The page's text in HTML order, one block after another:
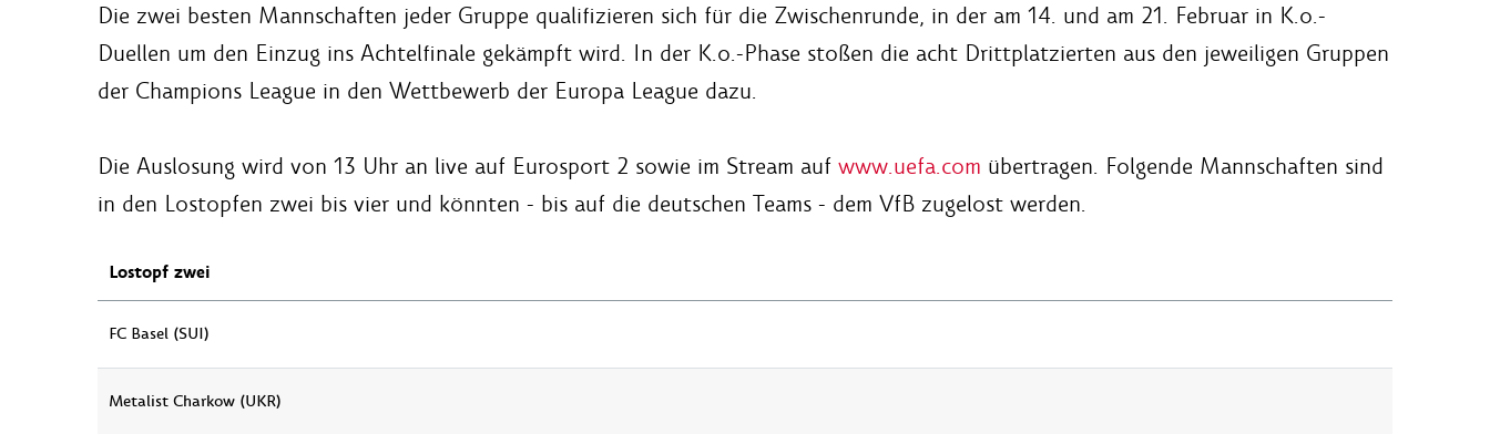
Die zwei besten Mannschaften jeder Gruppe qualifizieren sich für die Zwischenrunde, in der am 14. und am 21. Februar in K.o.-
Duellen um den Einzug ins Achtelfinale gekämpft wird. In der K.o.-Phase stoßen die acht Drittplatzierten aus den jeweiligen Gruppen
der Champions League in den Wettbewerb der Europa League dazu.
Die Auslosung wird von 13 Uhr an live auf Eurosport 2 sowie im Stream auf www.uefa.com übertragen. Folgende Mannschaften sind
in den Lostopfen zwei bis vier und könnten - bis auf die deutschen Teams - dem VfB zugelost werden.
Lostopf zwei
FC Basel (SUI)
Metalist Charkow (UKR)